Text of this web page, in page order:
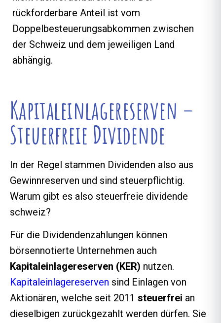
rückforderbare Anteil ist vom
Doppelbesteuerungsabkommen zwischen
der Schweiz und dem jeweiligen Land
abhängig.
Kapitaleinlagereserven –
Steuerfreie Dividende
In der Regel stammen Dividenden also aus
Gewinnreserven und sind steuerpflichtig.
Warum gibt es also steuerfreie dividende
schweiz?
Für die Dividendenzahlungen können
börsennotierte Unternehmen auch
Kapitaleinlagereserven (KER) nutzen.
Kapitaleinlagereserven sind Einlagen von
Aktionären, welche seit 2011 steuerfrei an
dieselbigen zurückgezahlt werden dürfen. Sie